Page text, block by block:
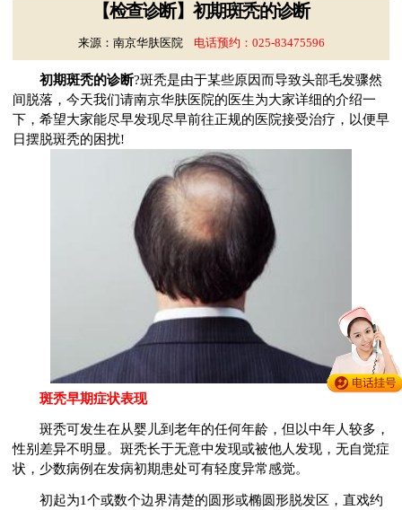
【检查诊断】初期斑秃的诊断
来源：南京华肤医院 电话预约： 025-83475596
初期斑秃的诊断?斑秃是由于某些原因而导致头部毛发骤然
间脱落，今天我们请南京华肤医院的医生为大家详细的介绍一
下，希望大家能尽早发现尽早前往正规的医院接受治疗，以便早
日摆脱斑秃的困扰!
斑秃早期症状表现
斑秃可发生在从婴儿到老年的任何年龄，但以中年人较多，
性别差异不明显。斑秃长于无意中发现或被他人发现，无自觉症
状，少数病例在发病初期患处可有轻度异常感觉。
初起为1个或数个边界清楚的圆形或椭圆形脱发区，直戏约